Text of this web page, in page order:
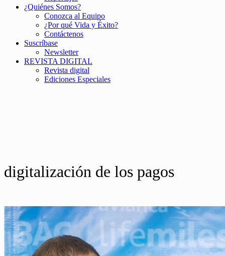
¿Quiénes Somos?
Conozca al Equipo
¿Por qué Vida y Éxito?
Contáctenos
Suscríbase
Newsletter
REVISTA DIGITAL
Revista digital
Ediciones Especiales
digitalización de los pagos